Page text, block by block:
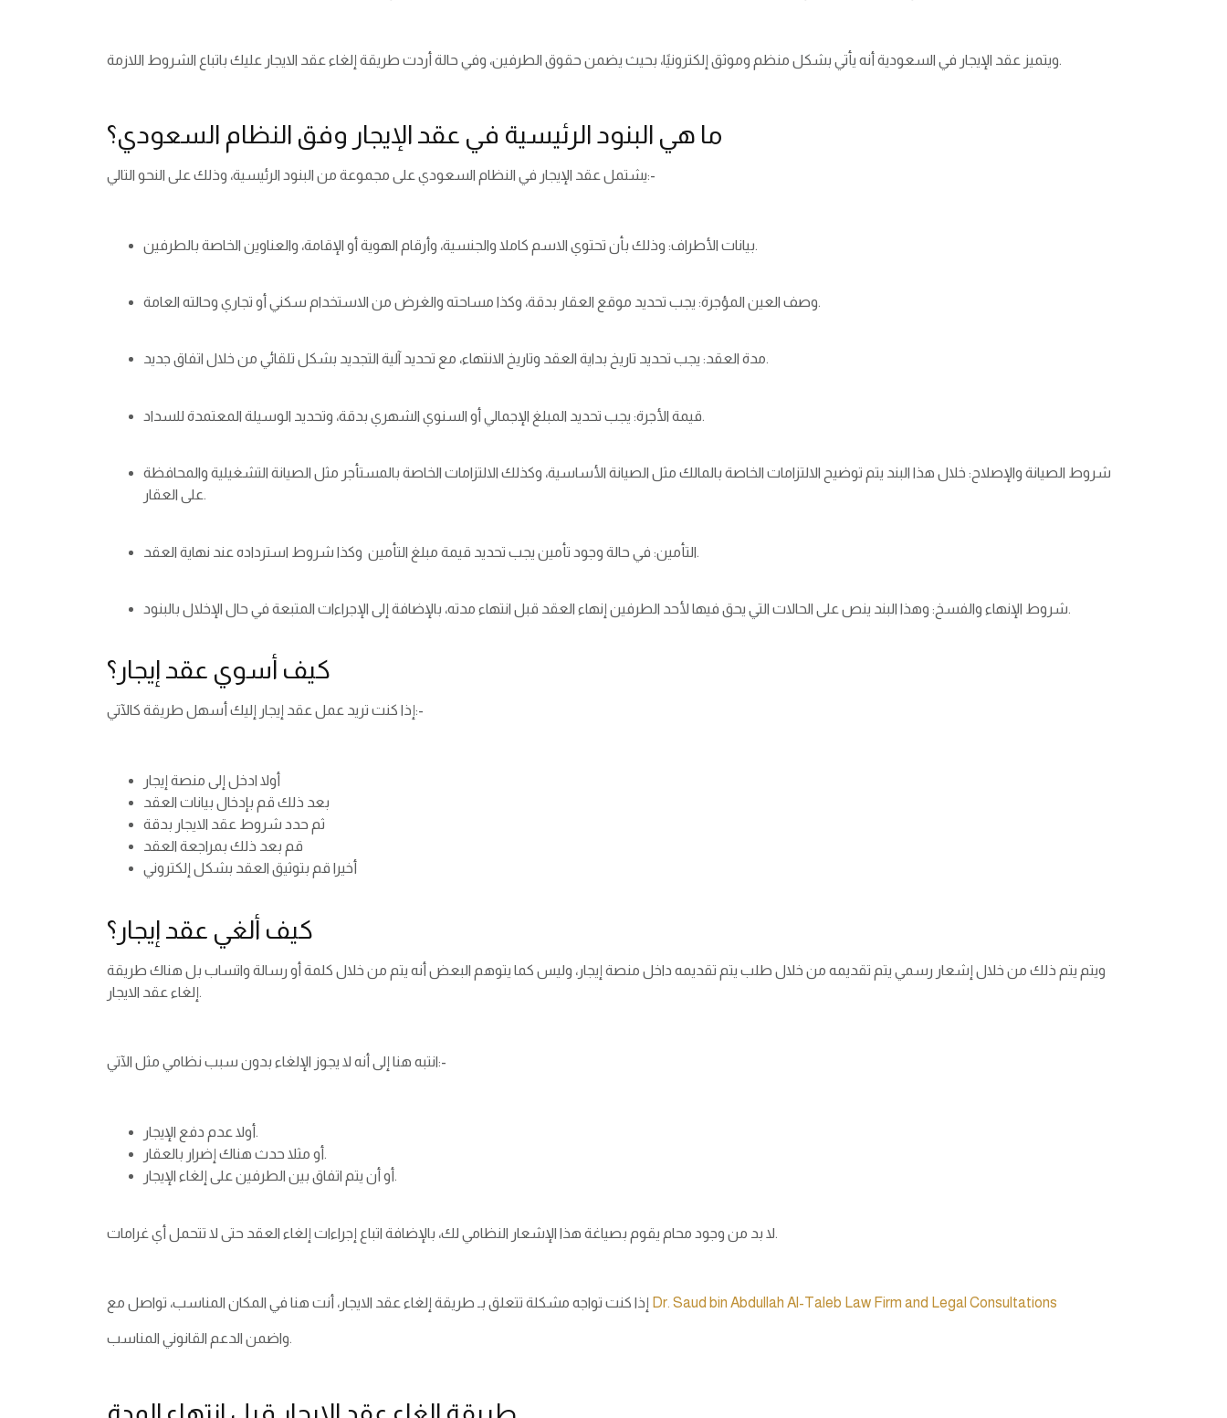
ويتميز عقد الإيجار في السعودية أنه يأتي بشكل منظم وموثق إلكترونيًا، بحيث يضمن حقوق الطرفين، وفي حالة أردت طريقة إلغاء عقد الايجار عليك باتباع الشروط اللازمة.
ما هي البنود الرئيسية في عقد الإيجار وفق النظام السعودي؟
يشتمل عقد الإيجار في النظام السعودي على مجموعة من البنود الرئيسية، وذلك على النحو التالي:-
بيانات الأطراف: وذلك بأن تحتوي الاسم كاملا والجنسية، وأرقام الهوية أو الإقامة، والعناوين الخاصة بالطرفين.
وصف العين المؤجرة: يجب تحديد موقع العقار بدقة، وكذا مساحته والغرض من الاستخدام سكني أو تجاري وحالته العامة.
مدة العقد: يجب تحديد تاريخ بداية العقد وتاريخ الانتهاء، مع تحديد آلية التجديد بشكل تلقائي من خلال اتفاق جديد.
قيمة الأجرة: يجب تحديد المبلغ الإجمالي أو السنوي الشهري بدقة، وتحديد الوسيلة المعتمدة للسداد.
شروط الصيانة والإصلاح: خلال هذا البند يتم توضيح الالتزامات الخاصة بالمالك مثل الصيانة الأساسية، وكذلك الالتزامات الخاصة بالمستأجر مثل الصيانة التشغيلية والمحافظة
على العقار.
التأمين: في حالة وجود تأمين يجب تحديد قيمة مبلغ التأمين وكذا شروط استرداده عند نهاية العقد.
شروط الإنهاء والفسخ: وهذا البند ينص على الحالات التي يحق فيها لأحد الطرفين إنهاء العقد قبل انتهاء مدته، بالإضافة إلى الإجراءات المتبعة في حال الإخلال بالبنود.
كيف أسوي عقد إيجار؟
إذا كنت تريد عمل عقد إيجار إليك أسهل طريقة كالآتي:-
أولا ادخل إلى منصة إيجار
بعد ذلك قم بإدخال بيانات العقد
ثم حدد شروط عقد الايجار بدقة
قم بعد ذلك بمراجعة العقد
أخيرا قم بتوثيق العقد بشكل إلكتروني
كيف ألغي عقد إيجار؟
ويتم يتم ذلك من خلال إشعار رسمي يتم تقديمه من خلال طلب يتم تقديمه داخل منصة إيجار، وليس كما يتوهم البعض أنه يتم من خلال كلمة أو رسالة واتساب بل هناك طريقة
إلغاء عقد الايجار.
انتبه هنا إلى أنه لا يجوز الإلغاء بدون سبب نظامي مثل الآتي:-
أولا عدم دفع الإيجار.
أو مثلا حدث هناك إضرار بالعقار.
أو أن يتم اتفاق بين الطرفين على إلغاء الإيجار.
لا بد من وجود محام يقوم بصياغة هذا الإشعار النظامي لك، بالإضافة اتباع إجراءات إلغاء العقد حتى لا تتحمل أي غرامات.
Dr. Saud bin Abdullah Al-Taleb Law Firm and Legal Consultations
واضمن الدعم القانوني المناسب.